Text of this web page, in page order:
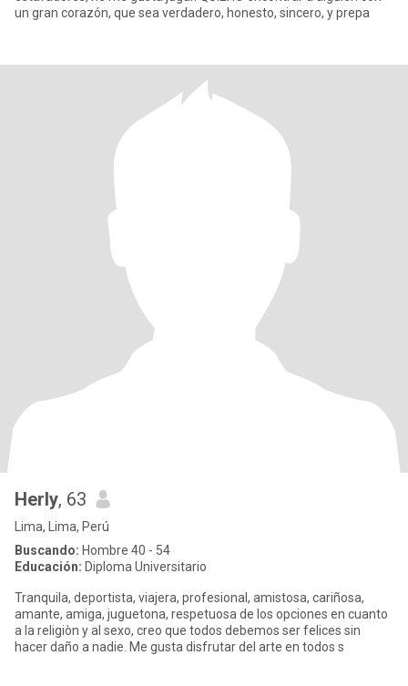
un gran corazón, que sea verdadero, honesto, sincero, y prepa
Herly, 63
Lima, Lima, Perú
Buscando: Hombre 40 - 54
Educación: Diploma Universitario
Tranquila, deportista, viajera, profesional, amistosa, cariñosa,
amante, amiga, juguetona, respetuosa de los opciones en cuanto
a la religiòn y al sexo, creo que todos debemos ser felices sin
hacer daño a nadie. Me gusta disfrutar del arte en todos s